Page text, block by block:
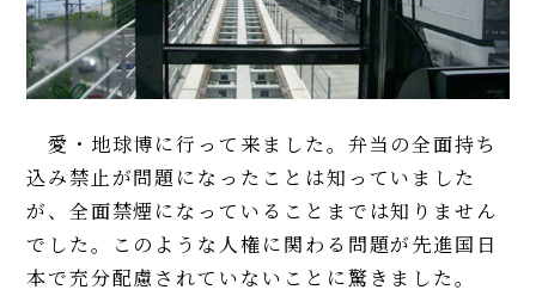
愛・地球博に行って来ました。弁当の全面持ち
込み禁止が問題になったことは知っていました
が、全面禁煙になっていることまでは知りません
でした。このような人権に関わる問題が先進国日
本で充分配慮されていないことに驚きました。